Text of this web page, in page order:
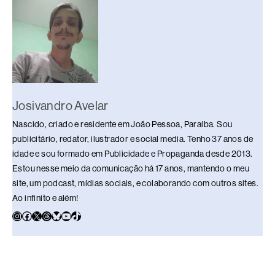
Josivandro Avelar
Nascido, criado e residente em João Pessoa, Paraíba. Sou
publicitário, redator, ilustrador e social media. Tenho 37 anos de
idade e sou formado em Publicidade e Propaganda desde 2013.
Estou nesse meio da comunicação há 17 anos, mantendo o meu
site, um podcast, mídias sociais, e colaborando com outros sites.
Ao infinito e além!